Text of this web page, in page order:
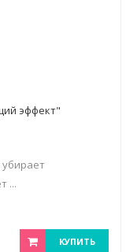
эффект"
...
КУПИТЬ